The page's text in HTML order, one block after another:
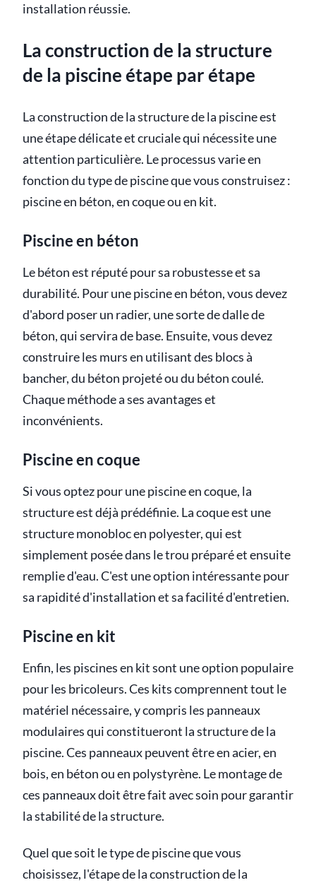
installation réussie.
La construction de la structure
de la piscine étape par étape
La construction de la structure de la piscine est
une étape délicate et cruciale qui nécessite une
attention particulière. Le processus varie en
fonction du type de piscine que vous construisez :
piscine en béton, en coque ou en kit.
Piscine en béton
Le béton est réputé pour sa robustesse et sa
durabilité. Pour une piscine en béton, vous devez
d'abord poser un radier, une sorte de dalle de
béton, qui servira de base. Ensuite, vous devez
construire les murs en utilisant des blocs à
bancher, du béton projeté ou du béton coulé.
Chaque méthode a ses avantages et
inconvénients.
Piscine en coque
Si vous optez pour une piscine en coque, la
structure est déjà prédéfinie. La coque est une
structure monobloc en polyester, qui est
simplement posée dans le trou préparé et ensuite
remplie d'eau. C'est une option intéressante pour
sa rapidité d'installation et sa facilité d'entretien.
Piscine en kit
Enfin, les piscines en kit sont une option populaire
pour les bricoleurs. Ces kits comprennent tout le
matériel nécessaire, y compris les panneaux
modulaires qui constitueront la structure de la
piscine. Ces panneaux peuvent être en acier, en
bois, en béton ou en polystyrène. Le montage de
ces panneaux doit être fait avec soin pour garantir
la stabilité de la structure.
Quel que soit le type de piscine que vous
choisissez, l'étape de la construction de la